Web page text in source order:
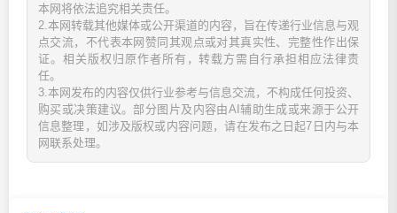
本网将依法追究相关责任。
2.本网转载其他媒体或公开渠道的内容，旨在传递行业信息与观
点交流，不代表本网赞同其观点或对其真实性、完整性作出保
证。相关版权归原作者所有，转载方需自行承担相应法律责
任。
3.本网发布的内容仅供行业参考与信息交流，不构成任何投资、
购买或决策建议。部分图片及内容由AI辅助生成或来源于公开
信息整理，如涉及版权或内容问题，请在发布之日起7日内与本
网联系处理。